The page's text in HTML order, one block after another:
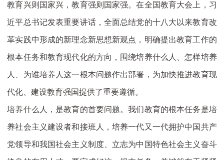
教育兴则国家兴，教育强则国家强。在全国教育大会上，习
近平总书记发表重要讲话，全面总结党的十八大以来教育改
革实践中形成的新理念新思想新观点，明确提出教育工作的
根本任务和教育现代化的方向，围绕培养什么人、怎样培养
人、为谁培养人这一根本问题作出部署，为加快推进教育现
代化、建设教育强国提供了重要遵循。
培养什么人，是教育的首要问题。我们教育的根本任务是培
养社会主义建设者和接班人，培养一代又一代拥护中国共产
党领导和我国社会主义制度、立志为中国特色社会主义奋斗